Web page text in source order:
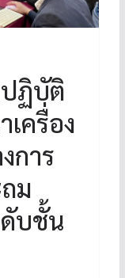
ปฏิบัติ
ครื่อง
การ
ม
บชั้น